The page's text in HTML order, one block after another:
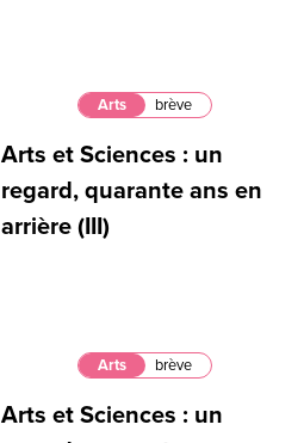
Arts brève
Arts et Sciences : un
regard, quarante ans en
arrière (III)
Arts brève
Arts et Sciences : un